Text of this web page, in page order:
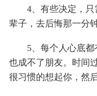
4、有些决定，只
辈子，去后悔那一分钟
5、每个人心底都
也成不了朋友。时间
很习惯的想起你，然